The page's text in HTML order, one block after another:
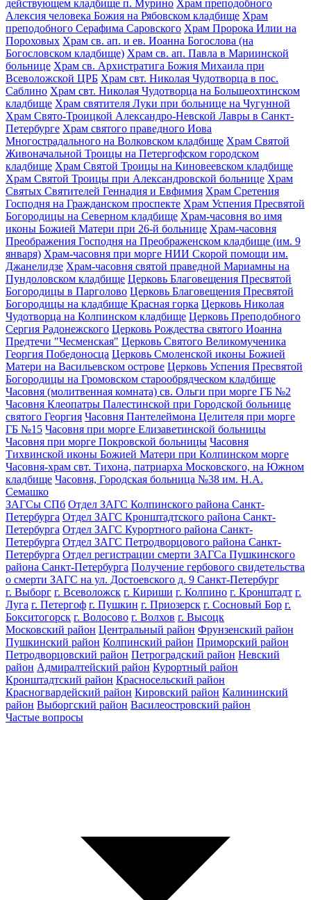
действующем кладбище п. Мурино Храм преподобного
Алексия человека Божия на Рябовском кладбище Храм
преподобного Серафима Саровского Храм Пророка Илии на
Пороховых Храм св. ап. и ев. Иоанна Богослова (на
Богословском кладбище) Храм св. ап. Павла в Мариинской
больнице Храм св. Архистратига Божия Михаила при
Всеволожской ЦРБ Храм свт. Николая Чудотворца в пос.
Саблино Храм свт. Николая Чудотворца на Большеохтинском
кладбище Храм святителя Луки при больнице на Чугунной
Храм Свято-Троицкой Александро-Невской Лавры в Санкт-
Петербурге Храм святого праведного Иова
Многострадального на Волковском кладбище Храм Святой
Живоначальной Троицы на Петергофском городском
кладбище Храм Святой Троицы на Киновеевском кладбище
Храм Святой Троицы при Александровской больнице Храм
Святых Святителей Геннадия и Евфимия Храм Сретения
Господня на Гражданском проспекте Храм Успения Пресвятой
Богородицы на Северном кладбище Храм-часовня во имя
иконы Божией Матери при 26-й больнице Храм-часовня
Преображения Господня на Преображенском кладбище (им. 9
января) Храм-часовня при морге НИИ Скорой помощи им.
Джанелидзе Храм-часовня святой праведной Мариамны на
Пундоловском кладбище Церковь Благовещения Пресвятой
Богородицы в Парголово Церковь Благовещения Пресвятой
Богородицы на кладбище Красная горка Церковь Николая
Чудотворца на Колпинском кладбище Церковь Преподобного
Сергия Радонежского Церковь Рождества святого Иоанна
Предтечи "Чесменская" Церковь Святого Великомученика
Георгия Победоносца Церковь Смоленской иконы Божией
Матери на Васильевском острове Церковь Успения Пресвятой
Богородицы на Громовском старообрядческом кладбище
Часовня (молитвенная комната) св. Ольги при морге ГБ №2
Часовня Клеопатры Палестинской при Городской больнице
святого Георгия Часовня Пантелеймона Целителя при морге
ГБ №15 Часовня при морге Елизаветинской больницы
Часовня при морге Покровской больницы Часовня
Тихвинской иконы Божией Матери при Колпинском морге
Часовня-храм свт. Тихона, патриарха Московского, на Южном
кладбище Часовня, Городская больница №38 им. Н.А.
Семашко
ЗАГСы СПб Отдел ЗАГС Колпинского района Санкт-
Петербурга Отдел ЗАГС Кронштадтского района Санкт-
Петербурга Отдел ЗАГС Курортного района Санкт-
Петербурга Отдел ЗАГС Петродворцового района Санкт-
Петербурга Отдел регистрации смерти ЗАГСа Пушкинского
района Санкт-Петербурга Получение гербового свидетельства
о смерти ЗАГС на ул. Достоевского д. 9 Санкт-Петербург
г. Выборг г. Всеволожск г. Кириши г. Колпино г. Кронштадт г.
Луга г. Петергоф г. Пушкин г. Приозерск г. Сосновый Бор г.
Бокситогорск г. Волосово г. Волхов г. Высоцк
Московский район Центральный район Фрунзенский район
Пушкинский район Колпинский район Приморский район
Петродворцовский район Петроградский район Невский
район Адмиралтейский район Курортный район
Кронштадтский район Красносельский район
Красногвардейский район Кировский район Калининский
район Выборгский район Василеостровский район
Частые вопросы